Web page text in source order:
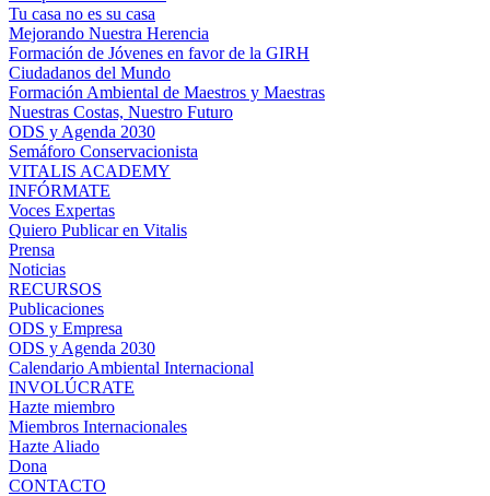
Tu casa no es su casa
Mejorando Nuestra Herencia
Formación de Jóvenes en favor de la GIRH
Ciudadanos del Mundo
Formación Ambiental de Maestros y Maestras
Nuestras Costas, Nuestro Futuro
ODS y Agenda 2030
Semáforo Conservacionista
VITALIS ACADEMY
INFÓRMATE
Voces Expertas
Quiero Publicar en Vitalis
Prensa
Noticias
RECURSOS
Publicaciones
ODS y Empresa
ODS y Agenda 2030
Calendario Ambiental Internacional
INVOLÚCRATE
Hazte miembro
Miembros Internacionales
Hazte Aliado
Dona
CONTACTO